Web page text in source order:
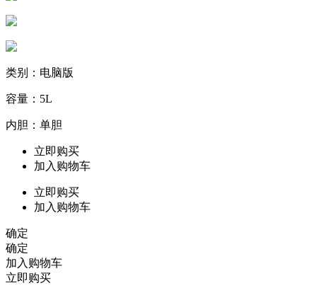
类别：电脑版
容量：5L
内胆：单胆
立即购买
加入购物车
立即购买
加入购物车
确定
确定
加入购物车
立即购买